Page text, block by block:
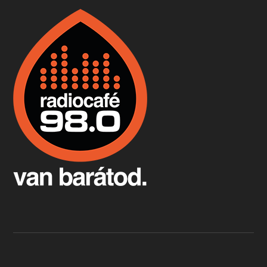
Boston, teadélután, bab és homár
Apr 9, 2026 • 00:37:17
Fermentáljunk, a testünk meghálálja!
Apr 3, 2026 • 00:36:07